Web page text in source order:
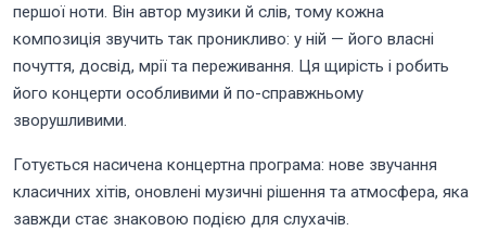
першої ноти. Він автор музики й слів, тому кожна
композиція звучить так проникливо: у ній — його власні
почуття, досвід, мрії та переживання. Ця щирість і робить
його концерти особливими й по-справжньому
зворушливими.
Готується насичена концертна програма: нове звучання
класичних хітів, оновлені музичні рішення та атмосфера, яка
завжди стає знаковою подією для слухачів.